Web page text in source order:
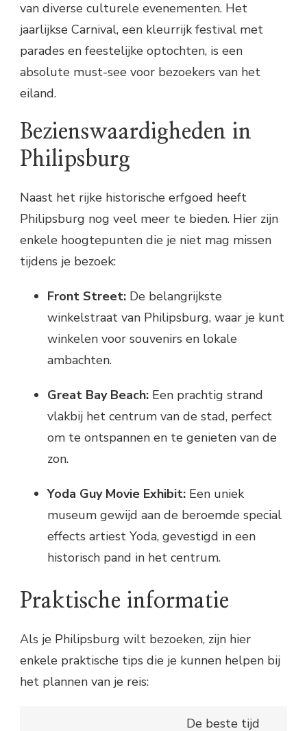
van diverse culturele evenementen. Het
jaarlijkse Carnival, een kleurrijk festival met
parades en feestelijke optochten, is een
absolute must-see voor bezoekers van het
eiland.
Bezienswaardigheden in
Philipsburg
Naast het rijke historische erfgoed heeft
Philipsburg nog veel meer te bieden. Hier zijn
enkele hoogtepunten die je niet mag missen
tijdens je bezoek:
Front Street: De belangrijkste
winkelstraat van Philipsburg, waar je kunt
winkelen voor souvenirs en lokale
ambachten.
Great Bay Beach: Een prachtig strand
vlakbij het centrum van de stad, perfect
om te ontspannen en te genieten van de
zon.
Yoda Guy Movie Exhibit: Een uniek
museum gewijd aan de beroemde special
effects artiest Yoda, gevestigd in een
historisch pand in het centrum.
Praktische informatie
Als je Philipsburg wilt bezoeken, zijn hier
enkele praktische tips die je kunnen helpen bij
het plannen van je reis:
De beste tijd